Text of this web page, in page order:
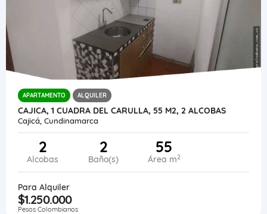
APARTAMENTO ALQUILER
CAJICA, 1 CUADRA DEL CARULLA, 55 M2, 2 ALCOBAS
Cajicá, Cundinamarca
2
Alcobas
2
Baño(s)
55
Área m2
Para Alquiler
$1.250.000
Pesos Colombianos